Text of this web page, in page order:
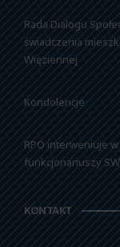
Rada Dialogu
świadczenia
Więziennej
Kondolencje
RPO interweniuje
funkcjonariuszy SW
KONTAKT